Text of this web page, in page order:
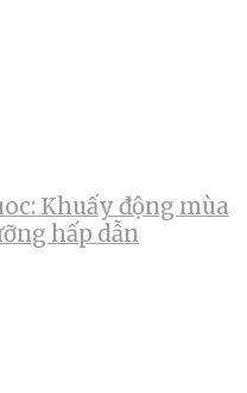
Khuấy động mùa
hấp dẫn